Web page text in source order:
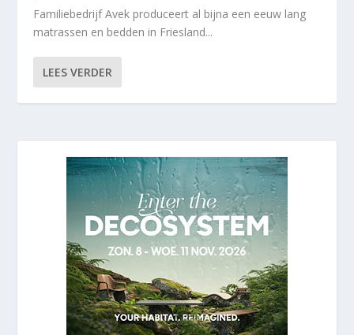
Familiebedrijf Avek produceert al bijna een eeuw lang
matrassen en bedden in Friesland...
LEES VERDER